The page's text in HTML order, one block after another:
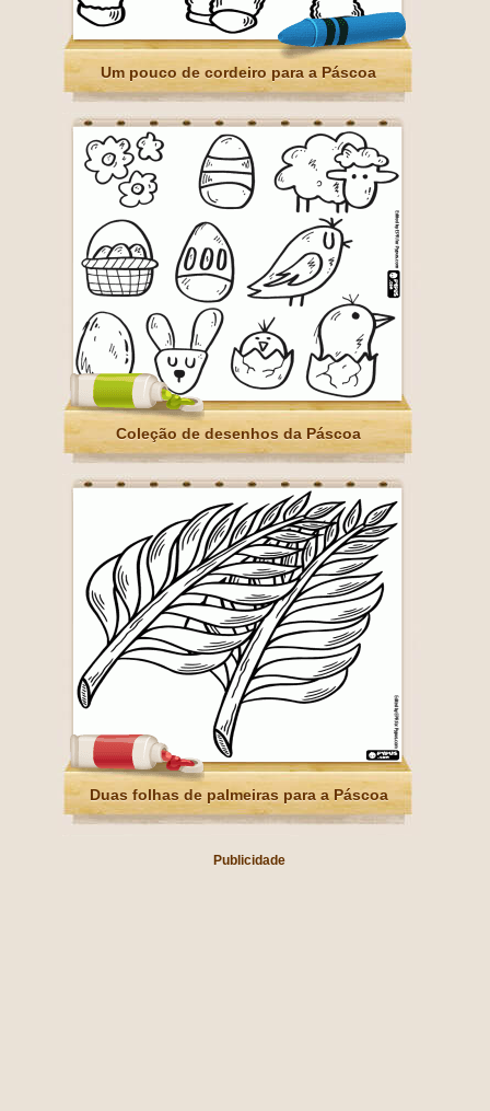
Um pouco de cordeiro para a Páscoa
Coleção de desenhos da Páscoa
Duas folhas de palmeiras para a Páscoa
Publicidade